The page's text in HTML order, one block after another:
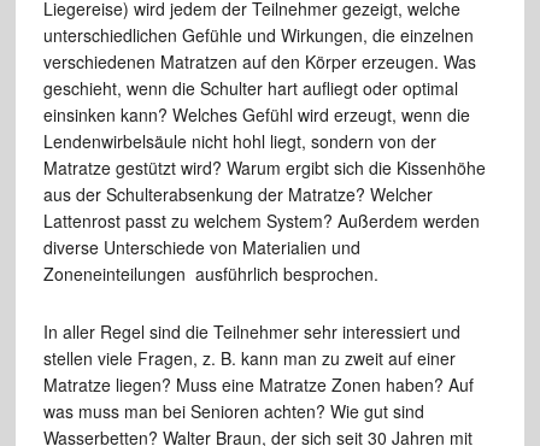
Liegereise) wird jedem der Teilnehmer gezeigt, welche
unterschiedlichen Gefühle und Wirkungen, die einzelnen
verschiedenen Matratzen auf den Körper erzeugen. Was
geschieht, wenn die Schulter hart aufliegt oder optimal
einsinken kann? Welches Gefühl wird erzeugt, wenn die
Lendenwirbelsäule nicht hohl liegt, sondern von der
Matratze gestützt wird? Warum ergibt sich die Kissenhöhe
aus der Schulterabsenkung der Matratze? Welcher
Lattenrost passt zu welchem System? Außerdem werden
diverse Unterschiede von Materialien und
Zoneneinteilungen ausführlich besprochen.
In aller Regel sind die Teilnehmer sehr interessiert und
stellen viele Fragen, z. B. kann man zu zweit auf einer
Matratze liegen? Muss eine Matratze Zonen haben? Auf
was muss man bei Senioren achten? Wie gut sind
Wasserbetten? Walter Braun, der sich seit 30 Jahren mit